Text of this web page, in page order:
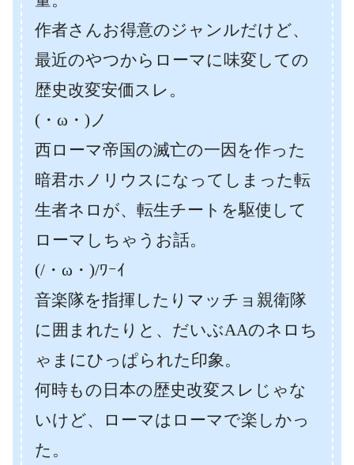
作者さんお得意のジャンルだけど、
最近のやつからローマに味変しての
歴史改変安価スレ。
(・ω・)ノ
西ローマ帝国の滅亡の一因を作った
暗君ホノリウスになってしまった転
生者ネロが、転生チートを駆使して
ローマしちゃうお話。
(/・ω・)/ﾜｰｲ
音楽隊を指揮したりマッチョ親衛隊
に囲まれたりと、だいぶAAのネロち
ゃまにひっぱられた印象。
何時もの日本の歴史改変スレじゃな
いけど、ローマはローマで楽しかっ
た。